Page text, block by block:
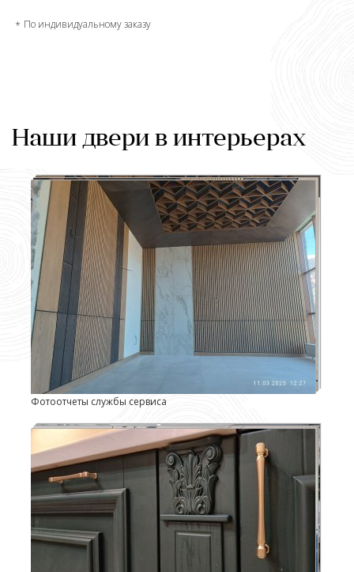
По индивидуальному заказу
Наши двери в интерьерах
Фотоотчеты службы сервиса